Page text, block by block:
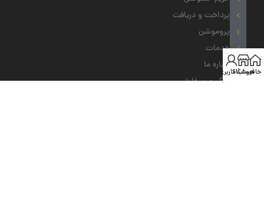
پرداخت و دریافت
پروموشن
خدمات
درباره ما
پیگیری سفارش
خانهفروشگاه
حساب کاربری من